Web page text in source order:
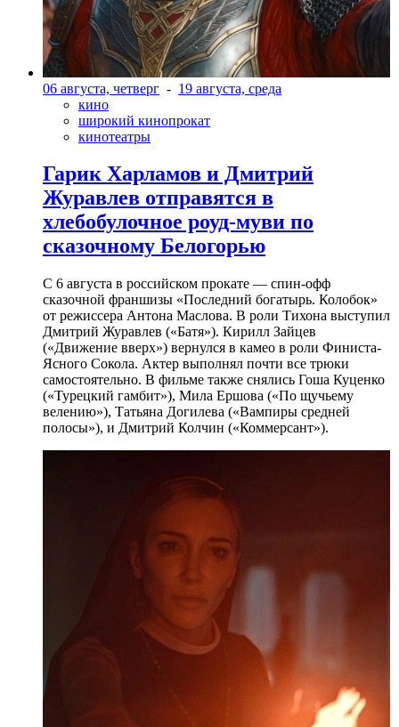
06 августа, четверг - 19 августа, среда
кино
широкий кинопрокат
кинотеатры
Гарик Харламов и Дмитрий
Журавлев отправятся в
хлебобулочное роуд-муви по
сказочному Белогорью
С 6 августа в российском прокате — спин-офф
сказочной франшизы «Последний богатырь. Колобок»
от режиссера Антона Маслова. В роли Тихона выступил
Дмитрий Журавлев («Батя»). Кирилл Зайцев
(«Движение вверх») вернулся в камео в роли Финиста-
Ясного Сокола. Актер выполнял почти все трюки
самостоятельно. В фильме также снялись Гоша Куценко
(«Турецкий гамбит»), Мила Ершова («По щучьему
велению»), Татьяна Догилева («Вампиры средней
полосы»), и Дмитрий Колчин («Коммерсант»).